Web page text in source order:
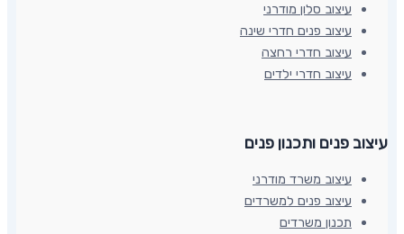
עיצוב סלון מודרני
עיצוב פנים חדרי שינה
עיצוב חדרי רחצה
עיצוב חדרי ילדים
עיצוב פנים ותכנון פנים​
עיצוב משרד מודרני
עיצוב פנים למשרדים
תכנון משרדים